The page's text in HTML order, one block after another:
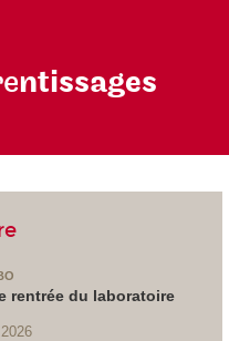
ntissages
rentrée du laboratoire